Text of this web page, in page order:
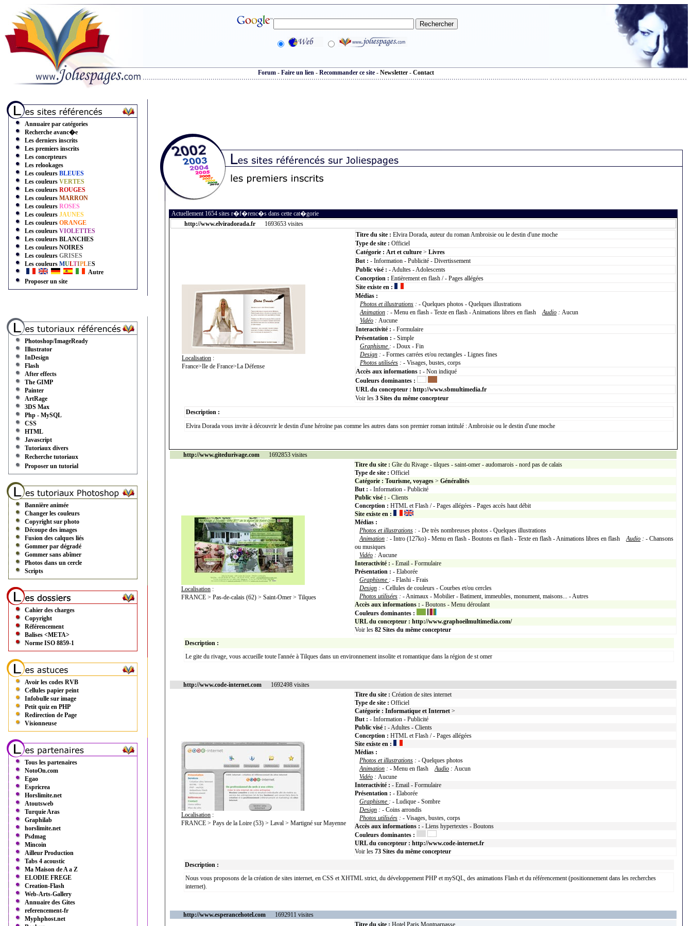
Forum - Faire un lien - Recommander ce site - Newsletter - Contact
Annuaire par catégories
Recherche avanc�e
Les derniers inscrits
Les premiers inscrits
Les concepteurs
Les relookages
Les couleurs BLEUES
Les couleurs VERTES
Les couleurs ROUGES
Les couleurs MARRON
Les couleurs ROSES
Les couleurs JAUNES
Les couleurs ORANGE
Les couleurs VIOLETTES
Les couleurs BLANCHES
Les couleurs NOIRES
Les couleurs GRISES
Les couleurs MULTIPLES
Autre
Proposer un site
Photoshop/ImageReady
Illustrator
InDesign
Flash
After effects
The GIMP
Painter
ArtRage
3DS Max
Php - MySQL
CSS
HTML
Javascript
Tutoriaux divers
Recherche tutoriaux
Proposer un tutorial
Bannière animée
Changer les couleurs
Copyright sur photo
Découpe des images
Fusion des calques liés
Gommer par dégradé
Gommer sans abîmer
Photos dans un cercle
Scripts
Cahier des charges
Copyright
Référencement
Balises <META>
Norme ISO 8859-1
Avoir les codes RVB
Cellules papier peint
Infobulle sur image
Petit quiz en PHP
Redirection de Page
Visionneuse
Tous les partenaires
NotoOn.com
Egao
Espricrea
Horslimite.net
Atoutsweb
Turquie Aras
Graphilab
horslimite.net
Psdmag
Mincoin
Ailleur Production
Tabs 4 acoustic
Ma Maison de A a Z
ELODIE FREGE
Creation-Flash
Web-Arts-Gallery
Annuaire des Gites
referencement-fr
Myphphost.net
Actuellement 1654 sites r�f�renc�s dans cette cat�gorie
http://www.elviradorada.fr 1693653 visites
Localisation :
France>Ile de France>La Défense
Titre du site : Elvira Dorada, auteur du roman Ambroisie ou le destin d'une moche
Type de site : Officiel
Catégorie : Art et culture > Livres
But : - Information - Publicité - Divertissement
Public visé : - Adultes - Adolescents
Conception : Entièrement en flash / - Pages allégées
Site existe en :
Médias :
Photos et illustrations : - Quelques photos - Quelques illustrations
Animation : - Menu en flash - Texte en flash - Animations libres en flashAudio : Aucun
Vidéo : Aucune
Interactivité : - Formulaire
Présentation : - Simple
Graphisme : - Doux - Fin
Design : - Formes carrées et/ou rectangles - Lignes fines
Photos utilisées : - Visages, bustes, corps
Accès aux informations : - Non indiqué
Couleurs dominantes :
URL du concepteur : http://www.sbmultimedia.fr
Voir les 3 Sites du même concepteur
Description :
Elvira Dorada vous invite à découvrir le destin d'une héroïne pas comme les autres dans son premier roman intitulé : Ambroisie ou le destin d'une moche
http://www.gitedurivage.com 1692853 visites
Localisation :
FRANCE > Pas-de-calais (62) > Saint-Omer > Tilques
Titre du site : Gîte du Rivage - tilques - saint-omer - audomarois - nord pas de calais
Type de site : Officiel
Catégorie : Tourisme, voyages > Généralités
But : - Information - Publicité
Public visé : - Clients
Conception : HTML et Flash / - Pages allégées - Pages accès haut débit
Site existe en :
Médias :
Photos et illustrations : - De très nombreuses photos - Quelques illustrations
Animation : - Intro (127ko) - Menu en flash - Boutons en flash - Texte en flash - Animations libres en flashAudio : - Chansons
ou musiques
Vidéo : Aucune
Interactivité : - Email - Formulaire
Présentation : - Elaborée
Graphisme : - Flashi - Frais
Design : - Cellules de couleurs - Courbes et/ou cercles
Photos utilisées : - Animaux - Mobilier - Batiment, immeubles, monument, maisons... - Autres
Accès aux informations : - Boutons - Menu déroulant
Couleurs dominantes :
URL du concepteur : http://www.graphoeilmultimedia.com/
Voir les 82 Sites du même concepteur
Description :
Le gite du rivage, vous accueille toute l'année à Tilques dans un environnement insolite et romantique dans la région de st omer
http://www.code-internet.com 1692498 visites
Localisation :
FRANCE > Pays de la Loire (53) > Laval > Martigné sur Mayenne
Titre du site : Création de sites internet
Type de site : Officiel
Catégorie : Informatique et Internet >
But : - Information - Publicité
Public visé : - Adultes - Clients
Conception : HTML et Flash / - Pages allégées
Site existe en :
Médias :
Photos et illustrations : - Quelques photos
Animation : - Menu en flashAudio : Aucun
Vidéo : Aucune
Interactivité : - Email - Formulaire
Présentation : - Elaborée
Graphisme : - Ludique - Sombre
Design : - Coins arrondis
Photos utilisées : - Visages, bustes, corps
Accès aux informations : - Liens hypertextes - Boutons
Couleurs dominantes :
URL du concepteur : http://www.code-internet.fr
Voir les 73 Sites du même concepteur
Description :
Nous vous proposons de la création de sites internet, en CSS et XHTML strict, du développement PHP et mySQL, des animations Flash et du référencement (positionnement dans les recherches
internet).
http://www.esperancehotel.com 1692911 visites
Titre du site : Hotel Paris Montparnasse